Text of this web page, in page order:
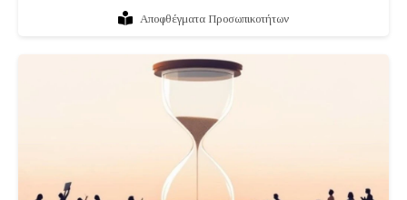
Αποφθέγματα Προσωπικοτήτων